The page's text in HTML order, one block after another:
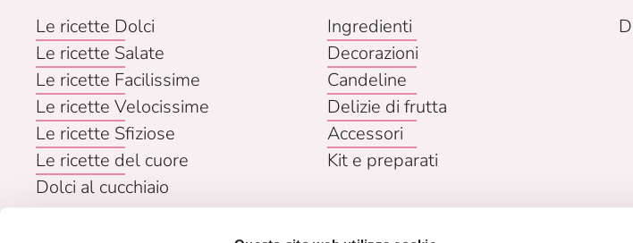
Le ricette Dolci
Le ricette Salate
Le ricette Facilissime
Le ricette Velocissime
Le ricette Sfiziose
Le ricette del cuore
Dolci al cucchiaio
Ingredienti
Decorazioni
Candeline
Delizie di frutta
Accessori
Kit e preparati